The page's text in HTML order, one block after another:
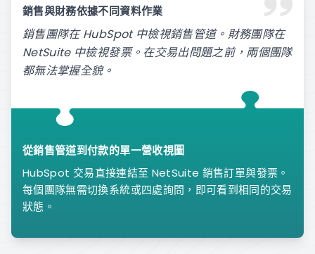
銷售與財務依據不同資料作業
銷售團隊在 HubSpot 中檢視銷售管道。財務團隊在
NetSuite 中檢視發票。在交易出問題之前，兩個團隊
都無法掌握全貌。
從銷售管道到付款的單一營收視圖
HubSpot 交易直接連結至 NetSuite 銷售訂單與發票。
每個團隊無需切換系統或四處詢問，即可看到相同的交易
狀態。